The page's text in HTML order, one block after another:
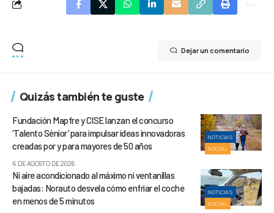
Dejar un comentario
Quizás también te guste
NOTICIAS
SOCIAL
Fundación Mapfre y CISE lanzan el concurso
‘Talento Sénior’ para impulsar ideas innovadoras
creadas por y para mayores de 50 años
6 DE AGOSTO DE 2026
NOTICIAS
SOCIAL
Ni aire acondicionado al máximo ni ventanillas
bajadas: Norauto desvela cómo enfriar el coche
en menos de 5 minutos